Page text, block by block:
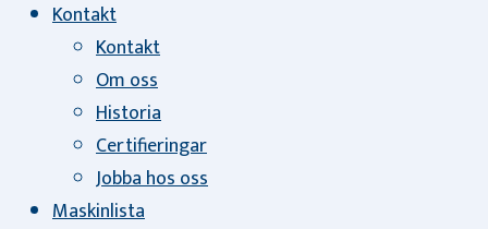
Kontakt
Kontakt
Om oss
Historia
Certifieringar
Jobba hos oss
Maskinlista